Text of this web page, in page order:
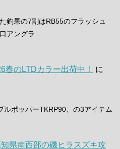
釣果の7割はRB55のフラッシュ
アングラ…
春のLTDカラー出荷中！
に
ルポッパーTKRP90、の3アイテム
知県南西部の磯ヒラスズキ攻